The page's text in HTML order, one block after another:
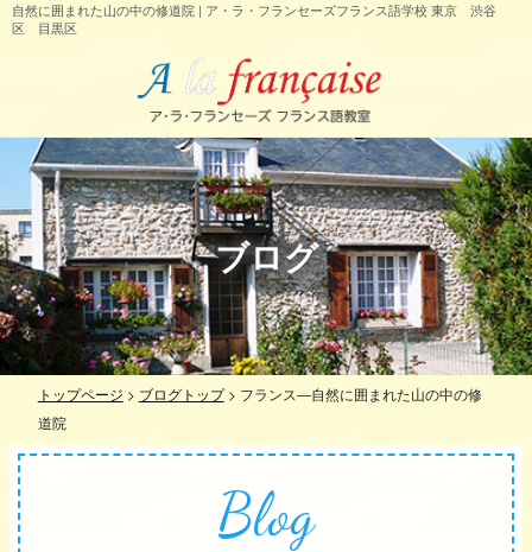
自然に囲まれた山の中の修道院 | ア・ラ・フランセーズフランス語学校 東京 渋谷
区 目黒区
ブログ
トップページ > ブログトップ> フランス―自然に囲まれた山の中の修
道院
Blog